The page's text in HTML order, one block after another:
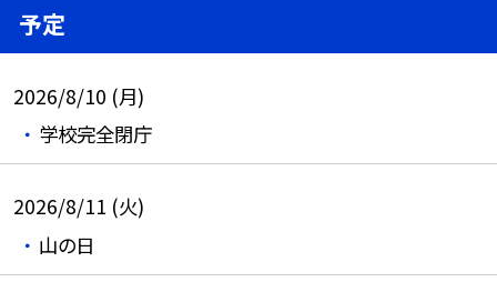
予定
2026/8/10 (月)
学校完全閉庁
2026/8/11 (火)
山の日